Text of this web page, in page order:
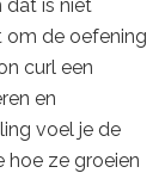
dat is niet
om de oefening
curl een
en
voel je de
hoe ze groeien